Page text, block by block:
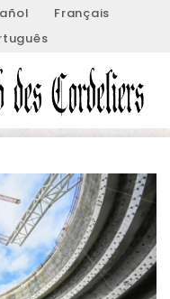
Français